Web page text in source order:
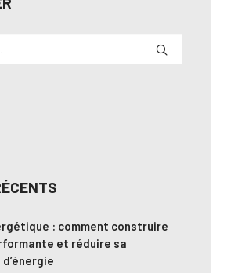
: comment construire
et réduire sa